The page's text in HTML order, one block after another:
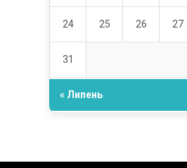
24 25 26 27
31
« Липень